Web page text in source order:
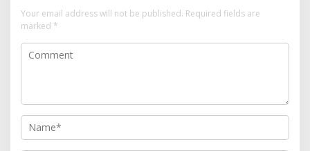
Your email address will not be published. Required fields are
marked *